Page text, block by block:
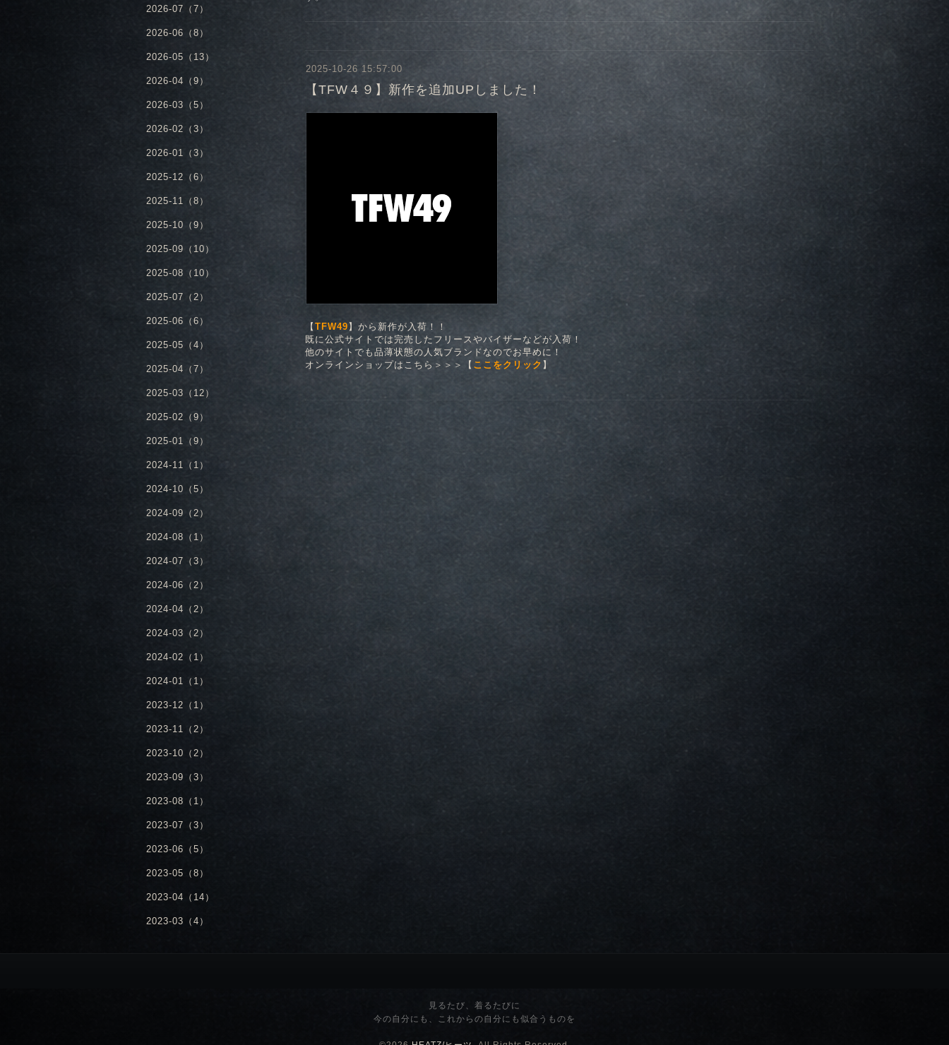
2025-10-26 15:57:00
【TFW４９】新作を追加UPしました！
【 TFW49 】から新作が入荷！！
既に公式サイトでは完売したフリースやバイザーなどが入荷！
他のサイトでも品薄状態の人気ブランドなのでお早めに！
オンラインショップはこちら＞＞＞【 ここをクリック 】
2026-07（7）
2026-06（8）
2026-05（13）
2026-04（9）
2026-03（5）
2026-02（3）
2026-01（3）
2025-12（6）
2025-11（8）
2025-10（9）
2025-09（10）
2025-08（10）
2025-07（2）
2025-06（6）
2025-05（4）
2025-04（7）
2025-03（12）
2025-02（9）
2025-01（9）
2024-11（1）
2024-10（5）
2024-09（2）
2024-08（1）
2024-07（3）
2024-06（2）
2024-04（2）
2024-03（2）
2024-02（1）
2024-01（1）
2023-12（1）
2023-11（2）
2023-10（2）
2023-09（3）
2023-08（1）
2023-07（3）
2023-06（5）
2023-05（8）
2023-04（14）
2023-03（4）
見るたび、着るたびに
今の自分にも、これからの自分にも似合うものを